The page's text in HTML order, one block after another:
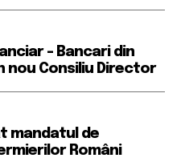
– Bancari din
nou Consiliu Director
mandatul de
Români